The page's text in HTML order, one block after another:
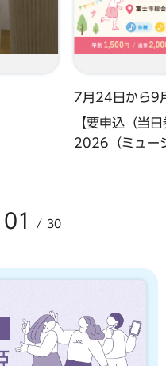
ドを表示
のスライドを表示
01 30
7月24日から9
【要申込（当
2026（ミュー